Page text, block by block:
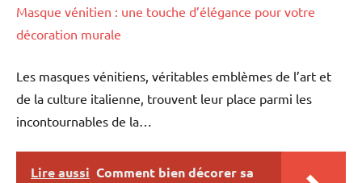
Masque vénitien : une touche d’élégance pour votre
décoration murale
Les masques vénitiens, véritables emblèmes de l’art et
de la culture italienne, trouvent leur place parmi les
incontournables de la…
Lire aussi Comment bien décorer sa